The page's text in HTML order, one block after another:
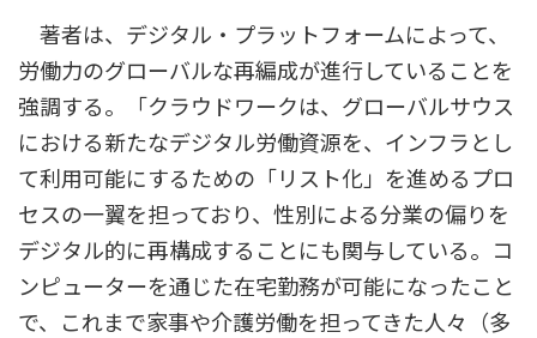
著者は、デジタル・プラットフォームによって、
労働力のグローバルな再編成が進行していることを
強調する。「クラウドワークは、グローバルサウス
における新たなデジタル労働資源を、インフラとし
て利用可能にするための「リスト化」を進めるプロ
セスの一翼を担っており、性別による分業の偏りを
デジタル的に再構成することにも関与している。コ
ンピューターを通じた在宅勤務が可能になったこと
で、これまで家事や介護労働を担ってきた人々（多